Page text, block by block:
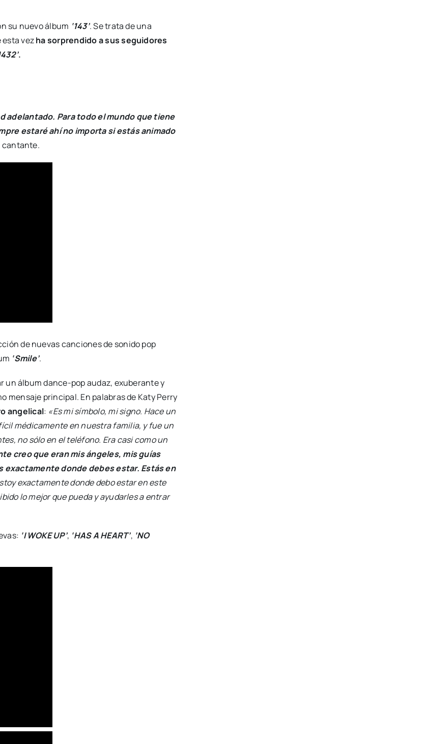
su nuevo álbum ‘143’. Se trata de una
esta vezha sorprendido a sus seguidores
.
adelantado. Para todo el mundo que tiene
estaré ahí no importa si estás animado
cantante.
de nuevas canciones de sonido pop
‘Smile’.
un álbum dance-pop audaz, exuberante y
mensaje principal. En palabras de Katy Perry
angelical: «Es mi símbolo, mi signo. Hace un
médicamente en nuestra familia, y fue un
no sólo en el teléfono. Era casi como un
creo que eran mis ángeles, mis guías
exactamente donde debes estar. Estás en
exactamente donde debo estar en este
lo mejor que pueda y ayudarles a entrar
‘I WOKE UP’, ‘HAS A HEART’, ‘NO